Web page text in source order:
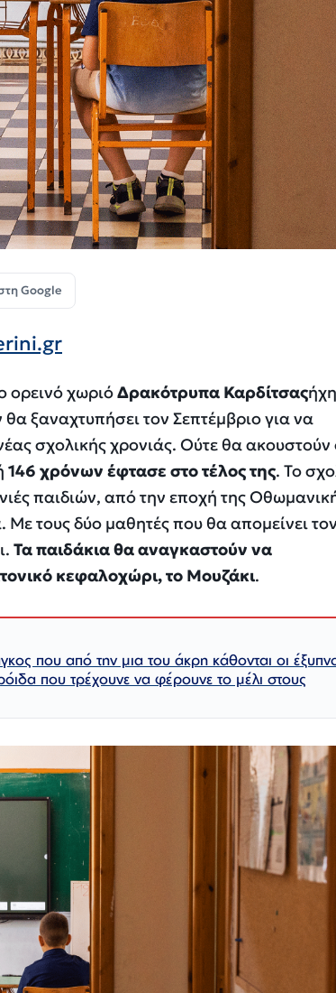
Google
ορεινό χωριόΔρακότρυπα Καρδίτσας
θα ξαναχτυπήσει τον Σεπτέμβριο για να
σχολικής χρονιάς. Ούτε θα ακουστούν
146 χρόνων έφτασε στο τέλος της. Το
παιδιών, από την εποχή της
Με τους δύο μαθητές που θα απομείνει τον
Τα παιδάκια θα αναγκαστούν να
κεφαλοχώρι, το Μουζάκι.
που από την μια του άκρη κάθονται οι
που τρέχουνε να φέρουνε το μέλι στους